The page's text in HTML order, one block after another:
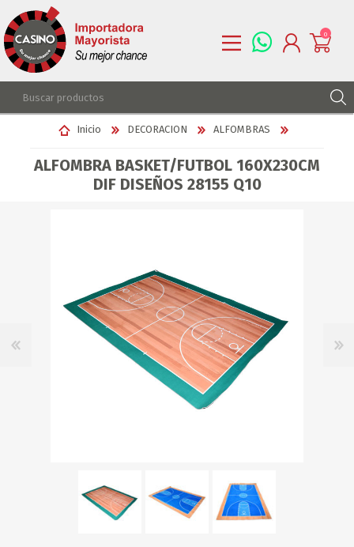
REGISTRARSE
LISTA DE DESEOS
0
Inicio DECORACION ALFOMBRAS
ALFOMBRA BASKET/FUTBOL 160X230CM
DIF DISEÑOS 28155 Q10